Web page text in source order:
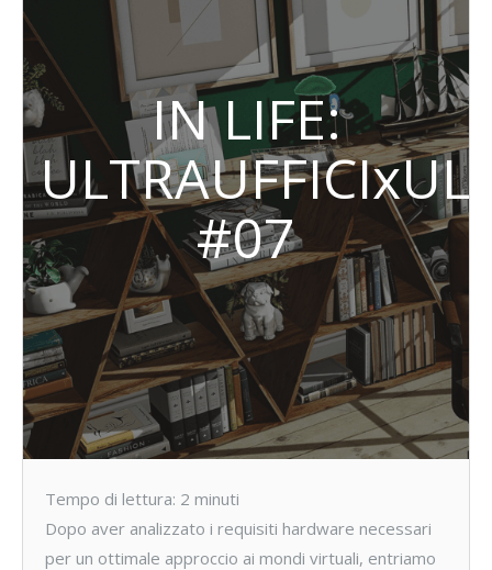
IN LIFE:
#07
Tempo di lettura: 2 minuti
Dopo aver analizzato i requisiti hardware necessari
per un ottimale approccio ai mondi virtuali, entriamo